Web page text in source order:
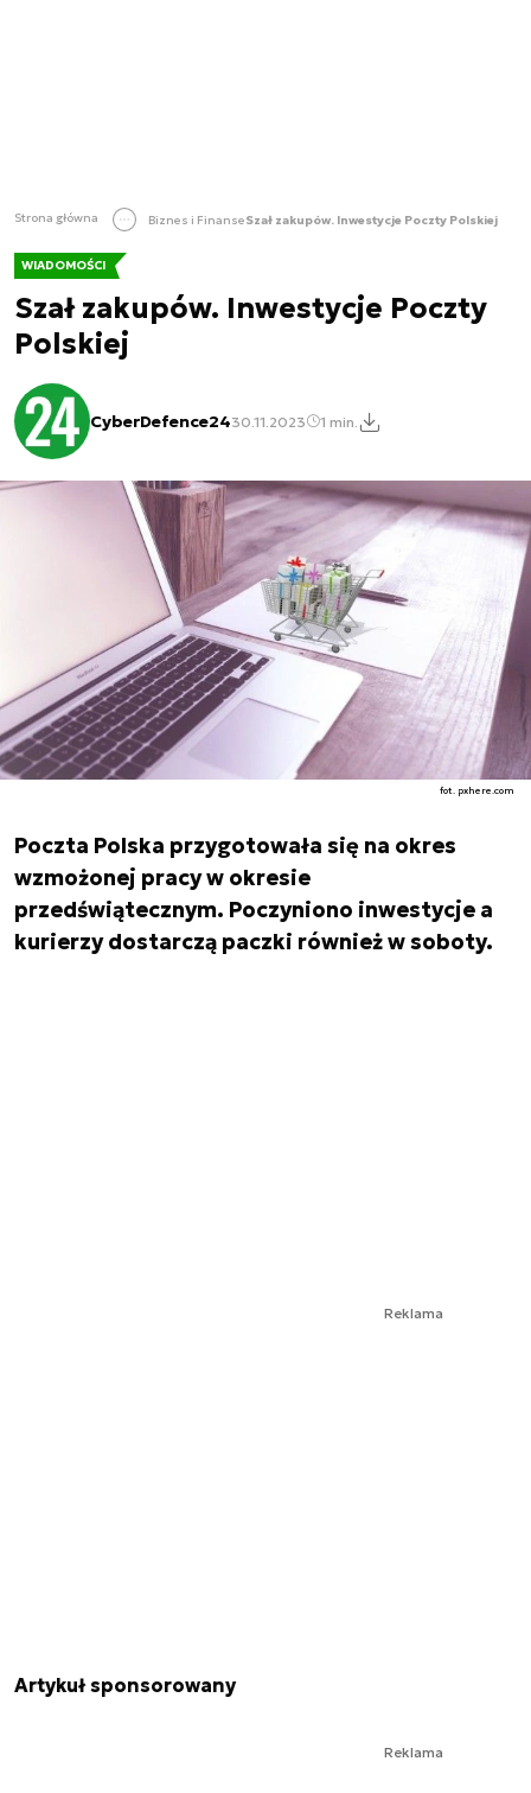
Strona główna Biznes i FinanseSzał zakupów. Inwestycje Poczty Polskiej
WIADOMOŚCI
Szał zakupów. Inwestycje Poczty
Polskiej
CyberDefence2430.11.2023 1 min.
fot. pxhere.com
Poczta Polska przygotowała się na okres
wzmożonej pracy w okresie
przedświątecznym. Poczyniono inwestycje a
kurierzy dostarczą paczki również w soboty.
Reklama
Artykuł sponsorowany
Reklama